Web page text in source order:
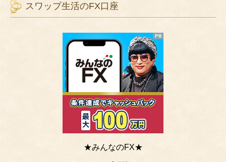
スワップ生活のFX口座
★みんなのFX★